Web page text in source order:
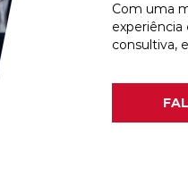
Com uma
consultiva,